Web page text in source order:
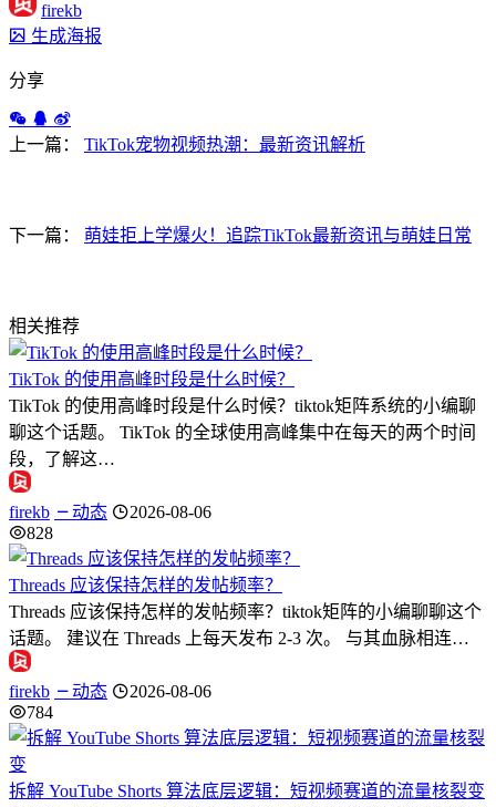
firekb
生成海报
分享
上一篇： TikTok宠物视频热潮：最新资讯解析
下一篇： 萌娃拒上学爆火！追踪TikTok最新资讯与萌娃日常
相关推荐
TikTok 的使用高峰时段是什么时候？
TikTok 的使用高峰时段是什么时候？tiktok矩阵系统的小编聊
聊这个话题。 TikTok 的全球使用高峰集中在每天的两个时间
段，了解这…
firekb 动态
2026-08-06
828
Threads 应该保持怎样的发帖频率？
Threads 应该保持怎样的发帖频率？tiktok矩阵的小编聊聊这个
话题。 建议在 Threads 上每天发布 2-3 次。 与其血脉相连…
firekb 动态
2026-08-06
784
拆解 YouTube Shorts 算法底层逻辑：短视频赛道的流量核裂变